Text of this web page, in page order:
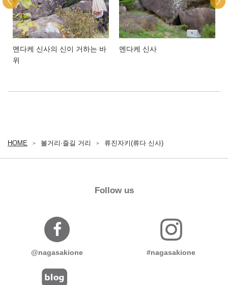
멘다케 신사의 신이 거하는 바
위
멘다케 신사
HOME 볼거리∙즐길 거리 류진자키(류다 신사)
Follow us
@nagasakione #nagasakione